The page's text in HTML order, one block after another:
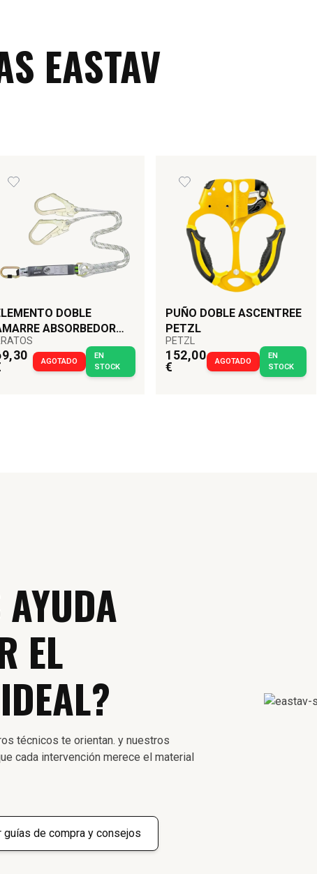
EASTAV
DOBLE
ABSORBEDOR
1,5 M KRATOS
AGOTADO
EN
STOCK
PUÑO DOBLE ASCENTREE
PETZL
PETZL
152,00
€
AGOTADO
EN
STOCK
EL
técnicos te orientan. y nuestros
cada intervención merece el material
guías de compra y consejos